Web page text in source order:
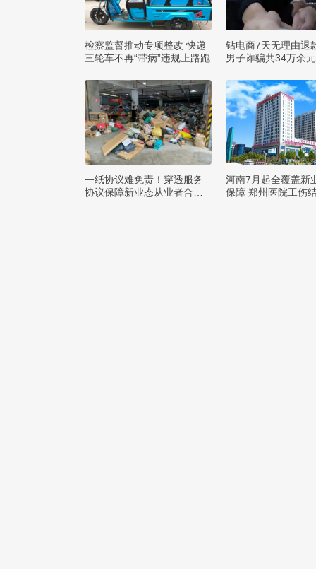
检察监督推动专项整改 快递
三轮车不再“带病”违规上路跑
钻电商7天无理由退
男子诈骗共34万余
一纸协议难免责！穿透服务
协议保障新业态从业者合法
河南7月起全覆盖新
保障 郑州医院工伤